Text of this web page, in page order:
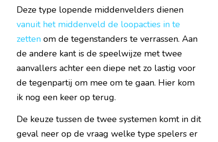
vanuit het middenveld de loopacties in te
zetten om de tegenstanders te verrassen. Aan
de andere kant is de speelwijze met twee
aanvallers achter een diepe net zo lastig voor
de tegenpartij om mee om te gaan. Hier kom
ik nog een keer op terug.
De keuze tussen de twee systemen komt in dit
geval neer op de vraag welke type spelers er